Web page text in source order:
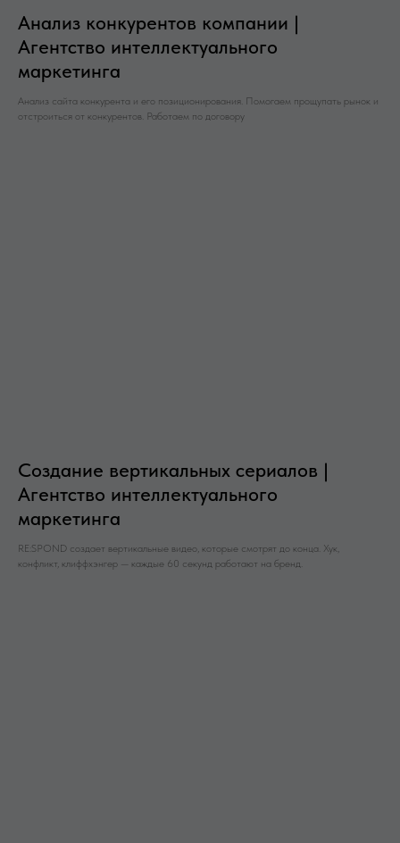
Анализ конкурентов компании |
Агентство интеллектуального
маркетинга
Анализ сайта конкурента и его позиционирования. Помогаем прощупать рынок и
отстроиться от конкурентов. Работаем по договору
Создание вертикальных сериалов |
Агентство интеллектуального
маркетинга
RE:SPOND создает вертикальные видео, которые смотрят до конца. Хук,
конфликт, клиффхэнгер — каждые 60 секунд работают на бренд.